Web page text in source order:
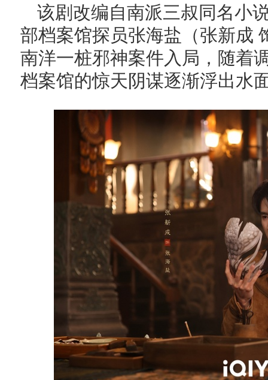
该剧改编自南派三叔同名小
部档案馆探员张海盐（张新成
南洋一桩邪神案件入局，随着
档案馆的惊天阴谋逐渐浮出水